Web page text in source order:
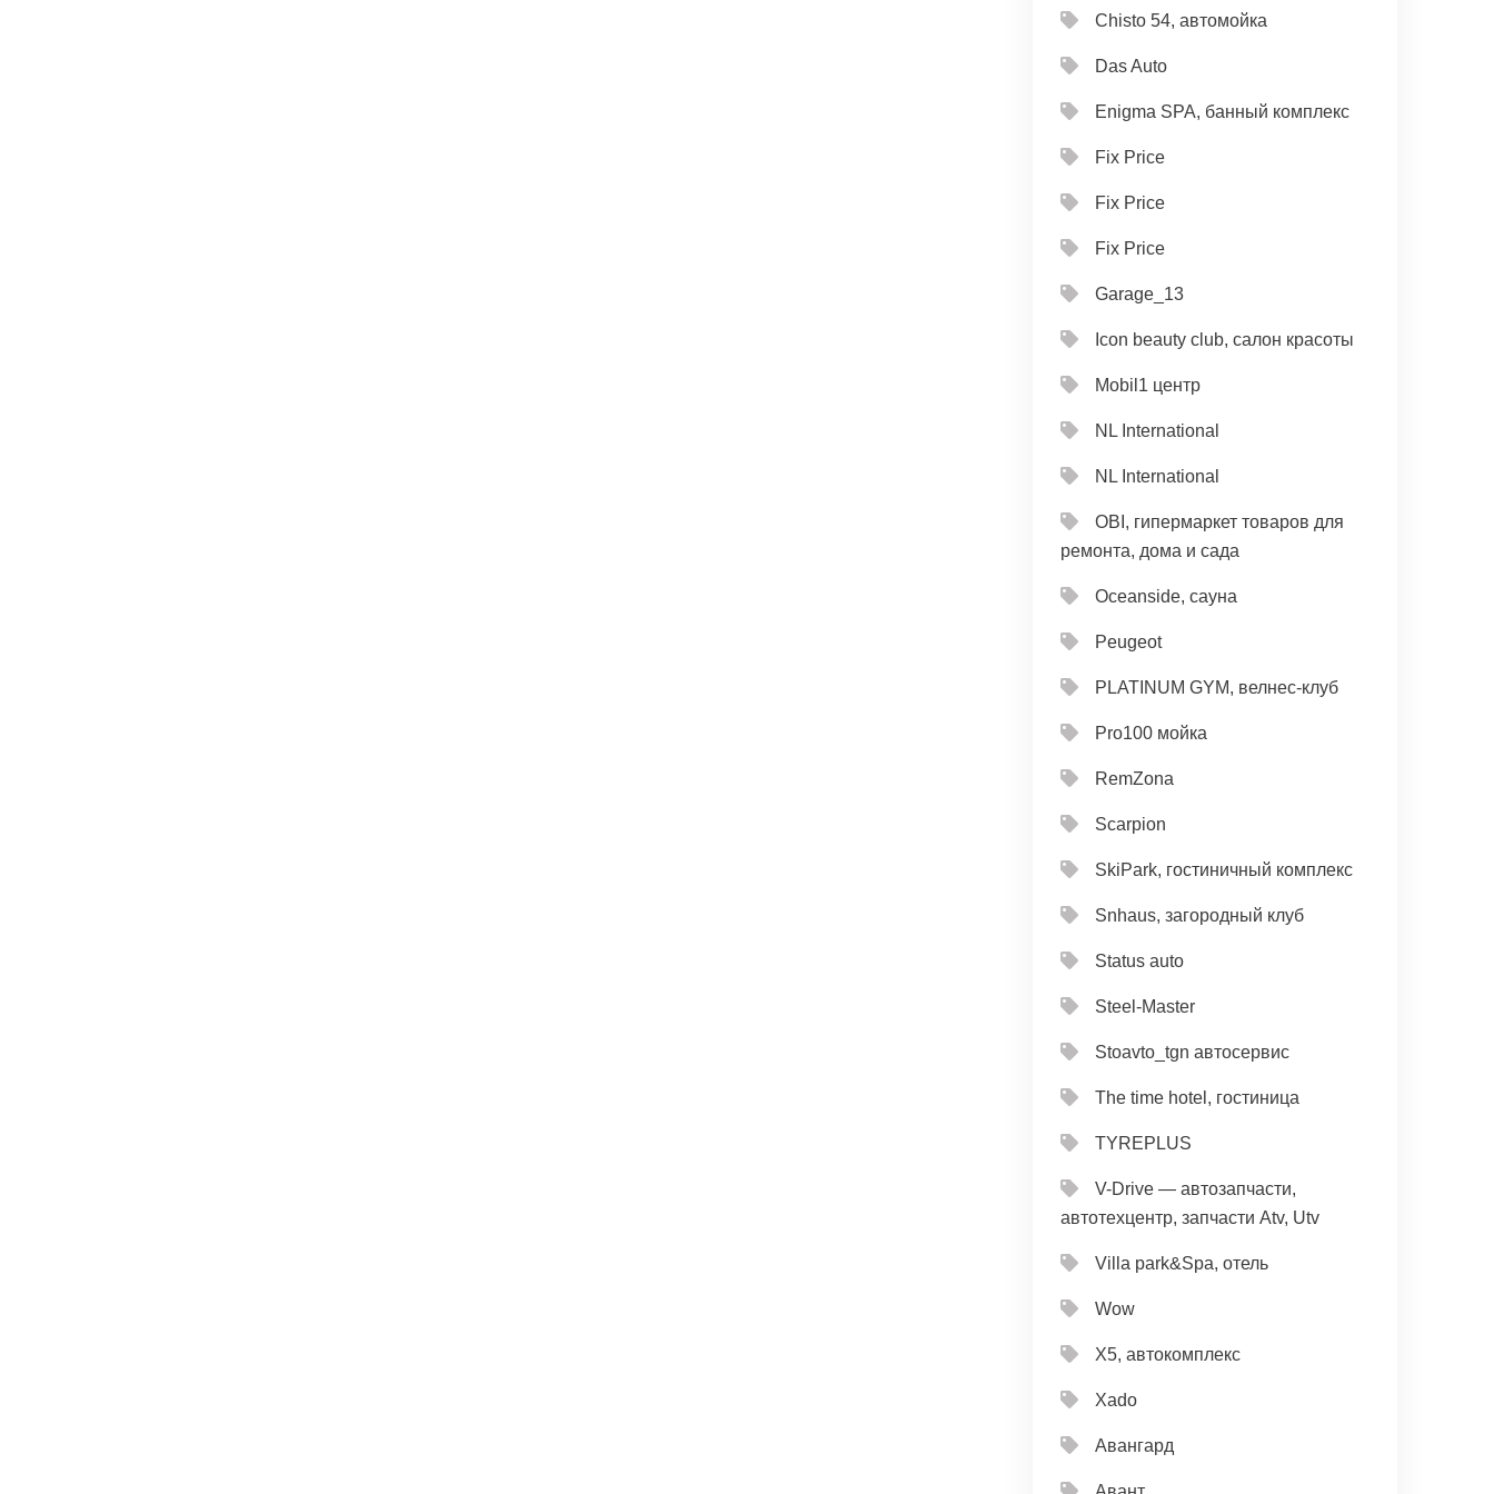
Chisto 54, автомойка
Das Auto
Enigma SPA, банный комплекс
Fix Price
Fix Price
Fix Price
Garage_13
Icon beauty club, салон красоты
Mobil1 центр
NL International
NL International
OBI, гипермаркет товаров для
ремонта, дома и сада
Oceanside, сауна
Peugeot
PLATINUM GYM, велнес-клуб
Pro100 мойка
RemZona
Scarpion
SkiPark, гостиничный комплекс
Snhaus, загородный клуб
Status auto
Steel-Master
Stoavto_tgn автосервис
The time hotel, гостиница
TYREPLUS
V-Drive — автозапчасти,
автотехцентр, запчасти Atv, Utv
Villa park&Spa, отель
Wow
X5, автокомплекс
Xado
Авангард